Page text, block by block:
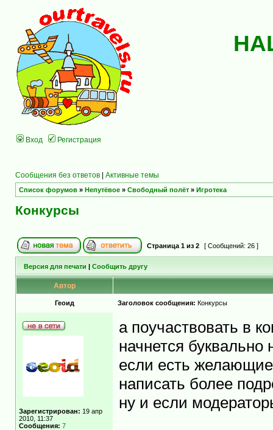
Вход Регистрация
Сообщения без ответов | Активные темы
Список форумов » Непутёвое » Свободный полёт » Игротека
Конкурсы
Страница 1 из 2 [ Сообщений: 26 ]
Версия для печати | Сообщить другу
Автор
Геоид Заголовок сообщения: Конкурсы
Зарегистрирован: 19 апр
2010, 11:37
Сообщения: 7
а поучаствовать в
начнется буквально
если есть
написать более
ну и если